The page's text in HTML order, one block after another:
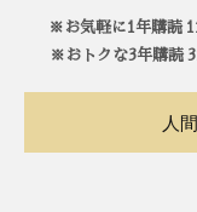
※お気軽に1年購読
※おトクな3年購読
人